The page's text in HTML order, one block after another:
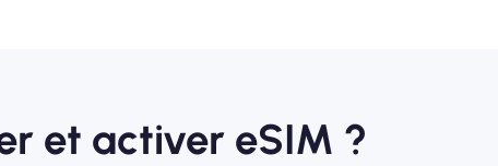
et activer eSIM ?